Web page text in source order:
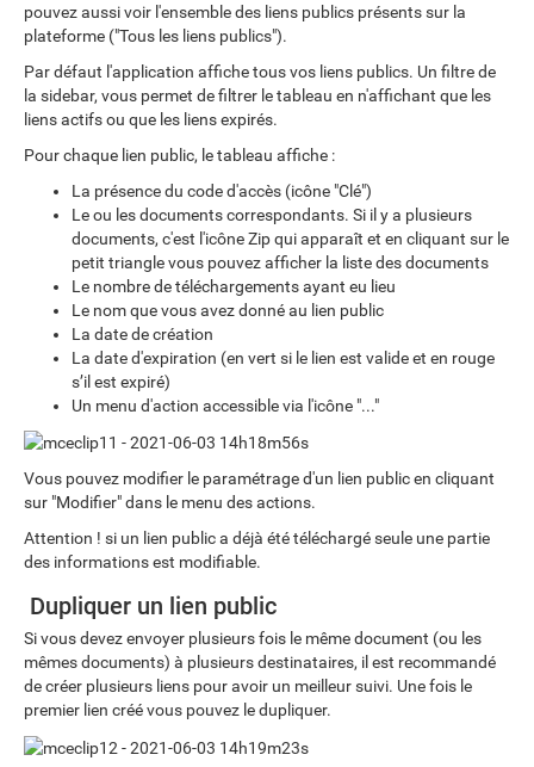
pouvez aussi voir l'ensemble des liens publics présents sur la
plateforme ("Tous les liens publics").
Par défaut l'application affiche tous vos liens publics. Un filtre de
la sidebar, vous permet de filtrer le tableau en n'affichant que les
liens actifs ou que les liens expirés.
Pour chaque lien public, le tableau affiche :
La présence du code d'accès (icône "Clé")
Le ou les documents correspondants. Si il y a plusieurs
documents, c'est l'icône Zip qui apparaît et en cliquant sur le
petit triangle vous pouvez afficher la liste des documents
Le nombre de téléchargements ayant eu lieu
Le nom que vous avez donné au lien public
La date de création
La date d'expiration (en vert si le lien est valide et en rouge
s’il est expiré)
Un menu d'action accessible via l'icône "..."
Vous pouvez modifier le paramétrage d'un lien public en cliquant
sur "Modifier" dans le menu des actions.
Attention ! si un lien public a déjà été téléchargé seule une partie
des informations est modifiable.
Dupliquer un lien public
Si vous devez envoyer plusieurs fois le même document (ou les
mêmes documents) à plusieurs destinataires, il est recommandé
de créer plusieurs liens pour avoir un meilleur suivi. Une fois le
premier lien créé vous pouvez le dupliquer.